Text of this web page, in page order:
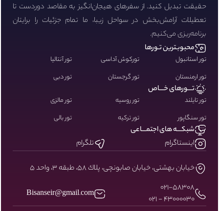
حقیقت تبدیل کنید. از سفرهای هیجان‌انگیز به مقاصد دوردست تا
تعطیلات آرامش‌بخش در سواحل زیبا، ما تمام جزئیات را برایتان
برنامه‌ریزی می‌کنیم.
محبوبـترین تـورها
تور استانبول تورکوش آداسی
تور آنتالیا
تور ارمنستان
تور گرجستان تور دبی
تـــورهای خـــاص
تور تایلند تور روسیه
تور مالزی
تور سنگاپور
تور ترکیه تور بالی
شبکـــه های اجتمـــاعی
اینستاگرام
تلگرام
خيابان بهشتى، خيابان صابونچى، پلاك ٥٨، طبقه ٣، واحد ٥
۰۲۱-58308
43000030 - 021
Bisanseir@gmail.com